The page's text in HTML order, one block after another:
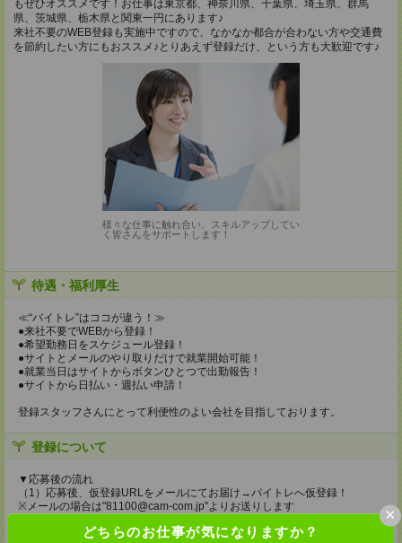
どちらのお仕事が気になりますか？
×
もぜひオススメです！お仕事は東京都、神奈川県、千葉県、埼玉県、群馬
県、茨城県、栃木県と関東一円にあります♪
来社不要のWEB登録も実施中ですので、なかなか都合が合わない方や交通費
を節約したい方にもおススメ♪とりあえず登録だけ、という方も大歓迎です♪
様々な仕事に触れ合い、スキルアップしてい
く皆さんをサポートします！
待遇・福利厚生
≪“バイトレ”はココが違う！≫
●来社不要でWEBから登録！
●希望勤務日をスケジュール登録！
●サイトとメールのやり取りだけで就業開始可能！
●就業当日はサイトからボタンひとつで出勤報告！
●サイトから日払い・週払い申請！
登録スタッフさんにとって利便性のよい会社を目指しております。
登録について
▼応募後の流れ
（1）応募後、仮登録URLをメールにてお届け→バイトレへ仮登録！
※メールの場合は"81100@cam-com.jp"よりお送りします
（3）本登録完了後、お仕事の検索＆お申込！